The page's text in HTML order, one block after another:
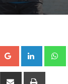
Google+ LinkedIn
Reddit
Share